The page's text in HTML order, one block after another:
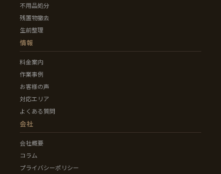
不用品処分
残置物撤去
生前整理
情報
料金案内
作業事例
お客様の声
対応エリア
よくある質問
会社
会社概要
コラム
プライバシーポリシー